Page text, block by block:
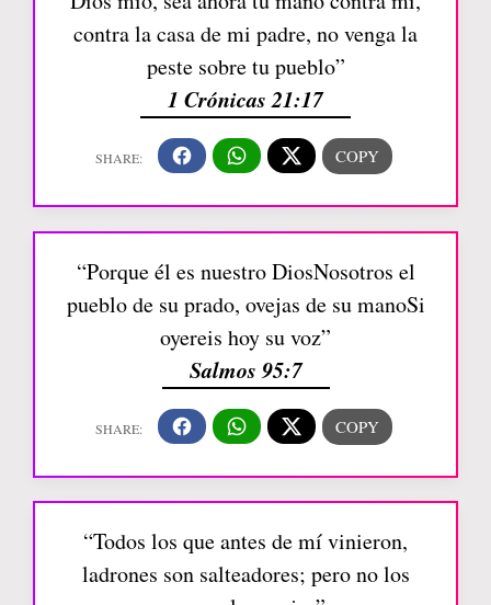
contra la casa de mi padre, no venga la
peste sobre tu pueblo”
1 Crónicas 21:17
“Porque él es nuestro DiosNosotros el
pueblo de su prado, ovejas de su manoSi
oyereis hoy su voz”
Salmos 95:7
“Todos los que antes de mí vinieron,
ladrones son salteadores; pero no los